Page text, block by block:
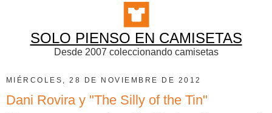
SOLO PIENSO EN CAMISETAS
Desde 2007 coleccionando camisetas
MIÉRCOLES, 28 DE NOVIEMBRE DE 2012
Dani Rovira y "The Silly of the Tin"